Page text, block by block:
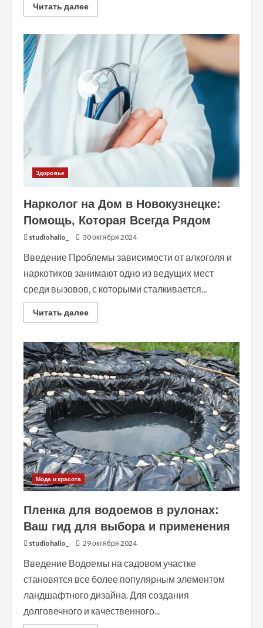
Читать далееRead
more
посещать
уролога?
Здоровье
Нарколог на Дом в Новокузнецке:
Помощь, Которая Всегда Рядом
studiohallo_ 30 октября 2024
Введение Проблемы зависимости от алкоголя и
наркотиков занимают одно из ведущих мест
среди вызовов, с которыми сталкивается...
Читать далееRead
more
на
Дом
в
Новокузнецке:
Помощь,
Которая
Всегда
Рядом
Мода и красота
Пленка для водоемов в рулонах:
Ваш гид для выбора и применения
studiohallo_ 29 октября 2024
Введение Водоемы на садовом участке
становятся все более популярным элементом
ландшафтного дизайна. Для создания
долговечного и качественного...